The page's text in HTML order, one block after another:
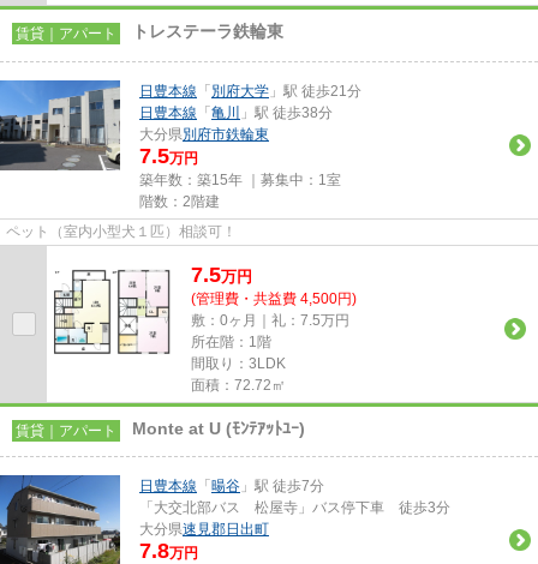
賃貸｜アパート トレステーラ鉄輪東
日豊本線 「 別府大学 」駅 徒歩21分
日豊本線 「 亀川
」駅 徒歩38分
大分県別府市鉄輪東
7.5万円
築年数：築15年 ｜募集中： 1室
階数：2階建
ペット（室内小型犬１匹）相談可！
7.5万円
(管理費・共益費 4,500円)
敷：0ヶ月｜礼：7.5万円
所在階：1階
間取り：3LDK
面積：72.72㎡
賃貸｜アパート Monte at U (ﾓﾝﾃｱｯﾄﾕｰ)
日豊本線 「 暘谷 」駅 徒歩7分
「大交北部バス 松屋寺」バス停下車 徒歩3分
大分県速見郡日出町
7.8万円